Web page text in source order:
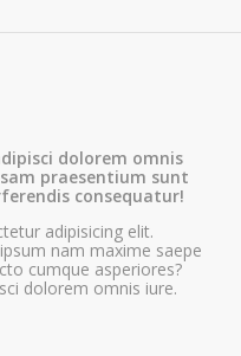
dolorem omnis
praesentium sunt
consequatur!
adipisicing elit.
nam maxime saepe
cumque asperiores?
dolorem omnis iure.